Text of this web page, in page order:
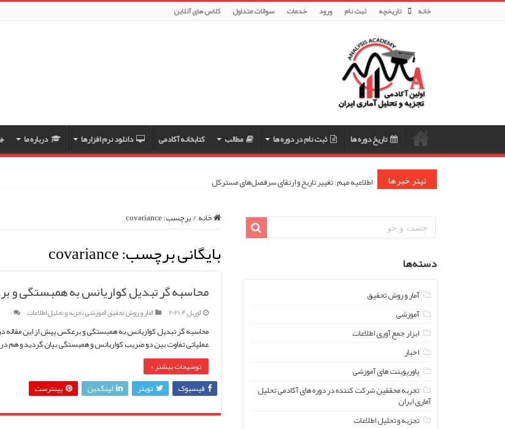
خانه تاریخچه ثبت نام ورود خدمات سوالات متداول کلاس های آنلاین
تاریخ دوره ها ثبت نام در دوره ها مطالب کتابخانه آکادمی دانلود نرم افزارها درباره ما
تیتر خبرها اطلاعیه مهم: تغییر تاریخ و ارتقای سرفصل‌های مسترکلاس مقاله نویسی
خانه/برچسب:covariance
بایگانی برچسب:covariance
محاسبه گر تبدیل کواریانس به همبستگی و
آوریل 4, 2021 آمار و روش تحقیق,آموزشی,تجزیه و تحلیل اطلاعات 0
محاسبه گر تبدیل کواریانس به همبستگی و برعکس پیش از این
عملیاتی تفاوت بین دو ضریب کواریانس و همبستگی بیان گردید و هم
توضیحات بیشتر »
فیسبوک تویتر لینکدین پینترست
دسته‌ها
آمار و روش تحقیق
آموزشی
ابزار جمع آوری اطلاعات
اخبار
پاورپوینت های آموزشی
تجربه محققین شرکت کننده در دوره های آکادمی تحلیل
آماری ایران
تجزیه و تحلیل اطلاعات